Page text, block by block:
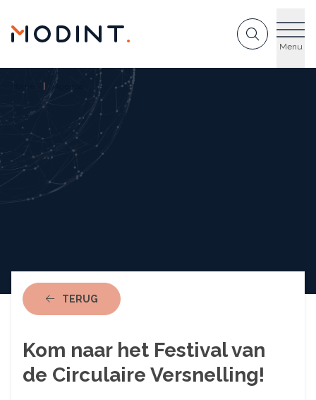
Menu
Agenda
TERUGNAAR AGENDA
Kom naar het Festival van
de Circulaire Versnelling!